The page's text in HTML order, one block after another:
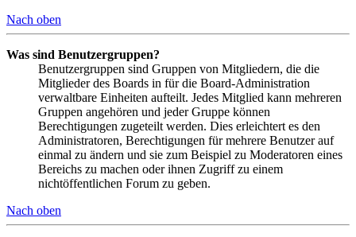
Nach oben
Was sind Benutzergruppen?
Benutzergruppen sind Gruppen von Mitgliedern, die die
Mitglieder des Boards in für die Board-Administration
verwaltbare Einheiten aufteilt. Jedes Mitglied kann mehreren
Gruppen angehören und jeder Gruppe können
Berechtigungen zugeteilt werden. Dies erleichtert es den
Administratoren, Berechtigungen für mehrere Benutzer auf
einmal zu ändern und sie zum Beispiel zu Moderatoren eines
Bereichs zu machen oder ihnen Zugriff zu einem
nichtöffentlichen Forum zu geben.
Nach oben